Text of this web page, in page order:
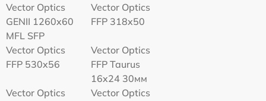
Vector Optics
GENII 1260x60
MFL SFP
Vector Optics
FFP 318x50
Vector Optics
FFP 530x56
Vector Optics
FFP Taurus
16x24 30мм
Vector Optics
Vector Optics